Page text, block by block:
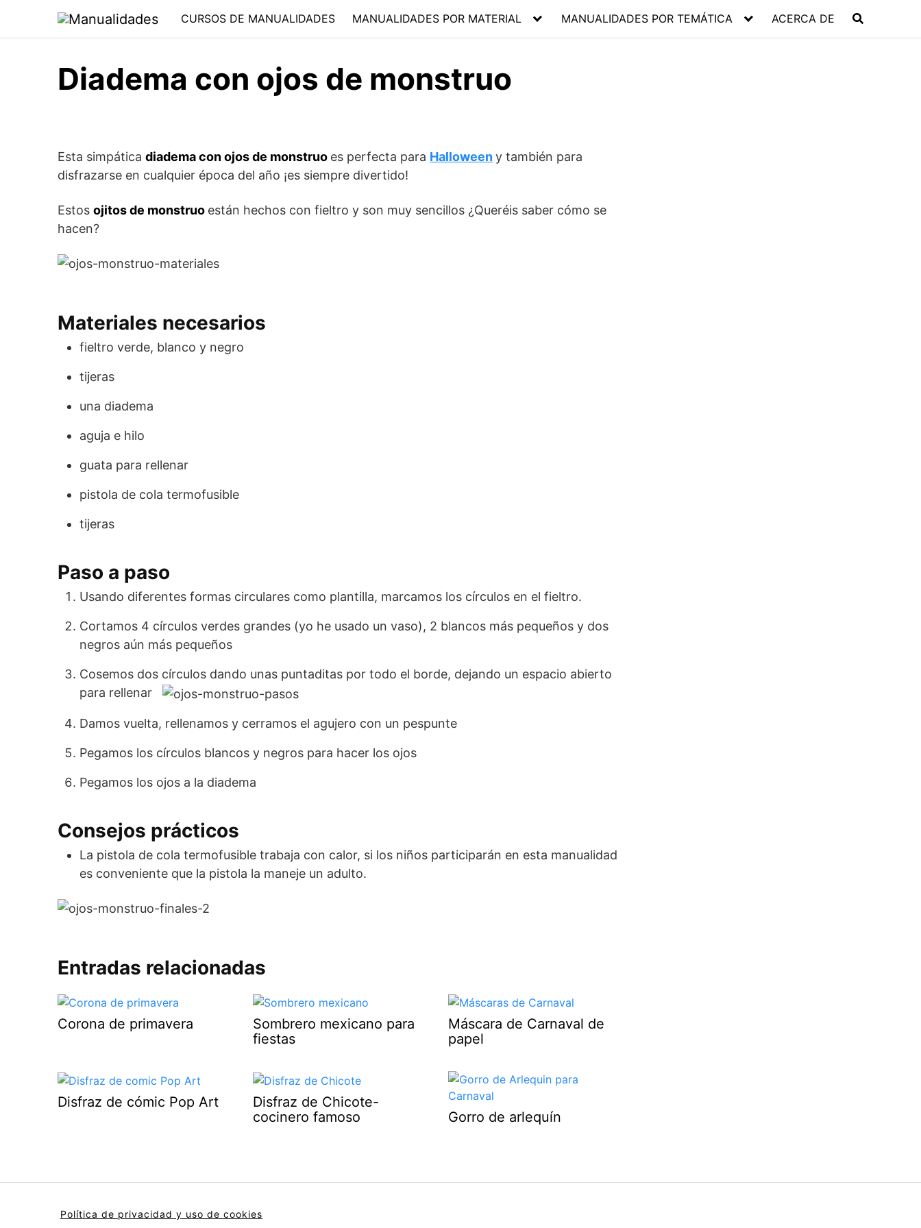
contenido
CURSOS DE MANUALIDADES MANUALIDADES POR MATERIAL MANUALIDADES POR TEMÁTICA ACERCA DE
Diadema con ojos de monstruo
Esta simpática diadema con ojos de monstruo es perfecta para Halloweeny también para
disfrazarse en cualquier época del año ¡es siempre divertido!
Estos ojitos de monstruo están hechos con fieltro y son muy sencillos ¿Queréis saber cómo se
hacen?
Materiales necesarios
fieltro verde, blanco y negro
tijeras
una diadema
aguja e hilo
guata para rellenar
pistola de cola termofusible
tijeras
Paso a paso
Usando diferentes formas circulares como plantilla, marcamos los círculos en el fieltro.
Cortamos 4 círculos verdes grandes (yo he usado un vaso), 2 blancos más pequeños y dos
negros aún más pequeños
Cosemos dos círculos dando unas puntaditas por todo el borde, dejando un espacio abierto
para rellenar
Damos vuelta, rellenamos y cerramos el agujero con un pespunte
Pegamos los círculos blancos y negros para hacer los ojos
Pegamos los ojos a la diadema
Consejos prácticos
La pistola de cola termofusible trabaja con calor, si los niños participarán en esta manualidad
es conveniente que la pistola la maneje un adulto.
Entradas relacionadas
Corona de primavera
Sombrero mexicano para
fiestas
Máscara de Carnaval de
papel
Disfraz de cómic Pop Art
Disfraz de Chicote-
cocinero famoso
Gorro de arlequín
Política de privacidad y uso de cookies